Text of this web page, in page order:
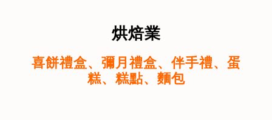
烘焙業
喜餅禮盒、彌月禮盒、伴手禮、蛋
糕、糕點、麵包